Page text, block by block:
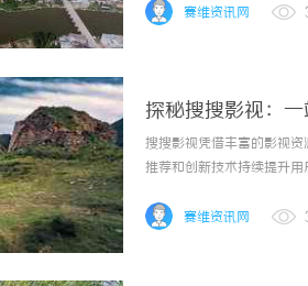
赛维资讯网
探秘搜搜影视：
搜搜影视凭借丰富的影视
推荐和创新技术持续提升用
赛维资讯网